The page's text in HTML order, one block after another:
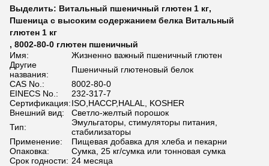
Выделить: Витальный пшеничный глютен 1 кг,
Пшеница с высоким содержанием белка Витальный
глютен 1 кг
, 8002-80-0 глютен пшеничный
Имя:
Жизненно важный пшеничный глютен
Другие
названия:
Пшеничный глютеновый белок
CAS No.:
8002-80-0
EINECS No.:
232-317-7
Сертификация:ISO,HACCP,HALAL, KOSHER
Внешний вид:
Светло-желтый порошок
Тип:
Эмульгаторы, стимуляторы питания,
стабилизаторы
Применение:
Пищевая добавка для хлеба и пекарни
Опаковка:
Сумка, 25 кг/сумка или тонновая сумка
Срок годности: 24 месяца